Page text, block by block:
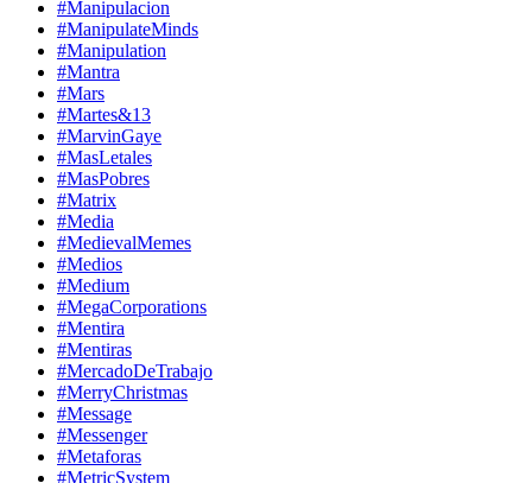
#Manipulacion
#ManipulateMinds
#Manipulation
#Mantra
#Mars
#Martes&13
#MarvinGaye
#MasLetales
#MasPobres
#Matrix
#Media
#MedievalMemes
#Medios
#Medium
#MegaCorporations
#Mentira
#Mentiras
#MercadoDeTrabajo
#MerryChristmas
#Message
#Messenger
#Metaforas
#MetricSystem